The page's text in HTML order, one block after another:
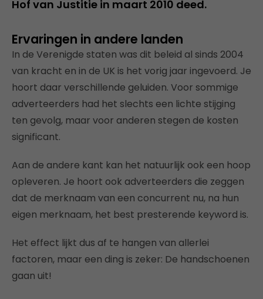
Hof van Justitie in maart 2010 deed.
Ervaringen in andere landen
In de Verenigde staten was dit beleid al sinds 2004
van kracht en in de UK is het vorig jaar ingevoerd. Je
hoort daar verschillende geluiden. Voor sommige
adverteerders had het slechts een lichte stijging
ten gevolg, maar voor anderen stegen de kosten
significant.
Aan de andere kant kan het natuurlijk ook een hoop
opleveren. Je hoort ook adverteerders die zeggen
dat de merknaam van een concurrent nu, na hun
eigen merknaam, het best presterende keyword is.
Het effect lijkt dus af te hangen van allerlei
factoren, maar een ding is zeker: De handschoenen
gaan uit!